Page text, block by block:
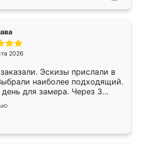
2026
Эскизы прислали в
наиболее подходящий.
для замера. Через 3
была уже готова. Остались
Спасибо Ренессанс
работу!